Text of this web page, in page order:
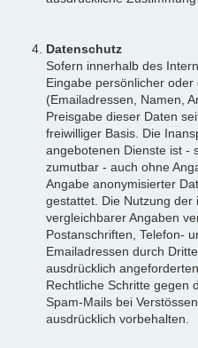
Datenschutz
Sofern innerhalb des
Eingabe persönlicher
(Emailadressen, Namen,
Preisgabe dieser Daten
freiwilliger Basis. Die
angebotenen Dienste ist -
zumutbar - auch ohne
Angabe anonymisierter
gestattet. Die Nutzung
vergleichbarer Angaben
Postanschriften, Telefon-
Emailadressen durch
ausdrücklich
Rechtliche Schritte gegen
Spam-Mails bei
ausdrücklich vorbehalten.